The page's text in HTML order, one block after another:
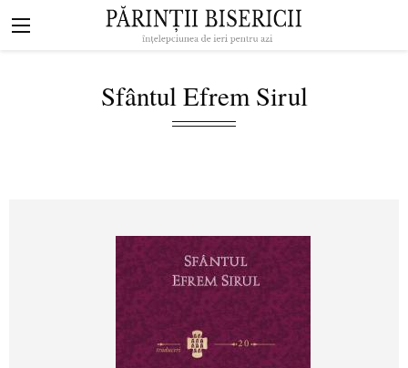
Mergi la conţinutul principal
Navigare
Sfântul Efrem Sirul